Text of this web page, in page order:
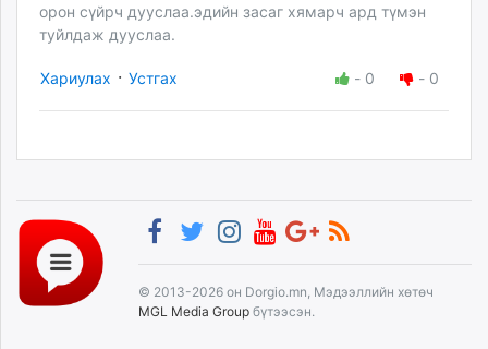
орон сүйрч дууслаа.эдийн засаг хямарч ард түмэн
туйлдаж дууслаа.
Хариулах · Устгах - 0 - 0
© 2013-2026 он Dorgio.mn, Мэдээллийн хөтөч
MGL Media Group бүтээсэн.